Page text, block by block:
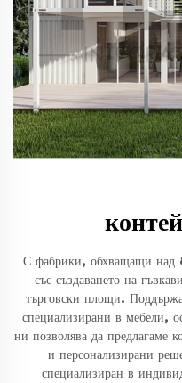
С фабрики, обхващащи
със създаването на
търговски площи.
специализирани в мебели,
ни позволява да предлагаме
и персонализирани
специализиран в